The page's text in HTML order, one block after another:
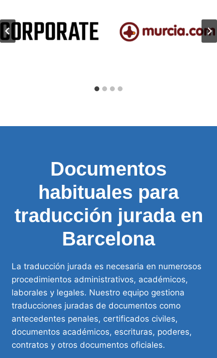
Documentos
habituales para
traducción jurada en
Barcelona
La traducción jurada es necesaria en numerosos
procedimientos administrativos, académicos,
laborales y legales. Nuestro equipo gestiona
traducciones juradas de documentos como
antecedentes penales, certificados civiles,
documentos académicos, escrituras, poderes,
contratos y otros documentos oficiales.